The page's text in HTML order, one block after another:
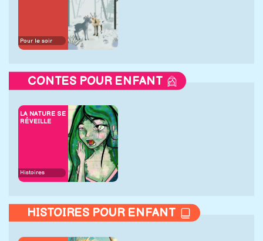
Pour le soir
CONTES POUR ENFANT
LA NATURE SE
RÉVEILLE
Histoires
HISTOIRES POUR ENFANT